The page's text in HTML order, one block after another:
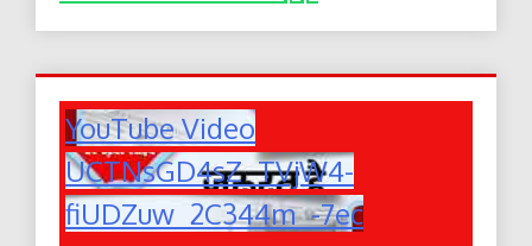
YouTube Video
UCTNsGD4sZ_TVjW4-
fiUDZuw_2C344m_-7ec